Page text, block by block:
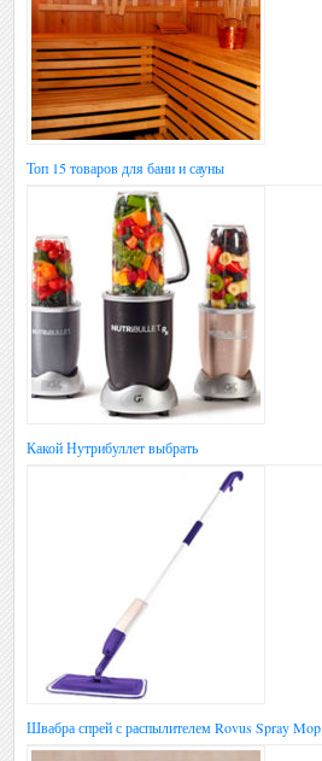
Топ 15 товаров для бани и сауны
Какой Нутрибуллет выбрать
Швабра спрей с распылителем Rovus Spray Mop